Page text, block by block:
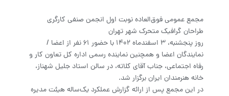
مجمع عمومی فوق‌العاده نوبت اول انجمن صنفی کارگری
طراحان گرافیک متحرک شهر تهران
روز پنجشنبه، 3 اسفندماه‌ 140۲ با حضور 61 نفر از اعضا /
نمایندگان اعضا و همچنین نماینده رسمی اداره کل تعاون کار و
رفاه اجتماعی، جناب آقای کلاته، در سالن استاد جلیل شهناز،
خانه هنرمندان ایران برگزار شد.
در این مجمع پس از ارائه گزارش عملکرد یک‌ساله هیئت مدیره